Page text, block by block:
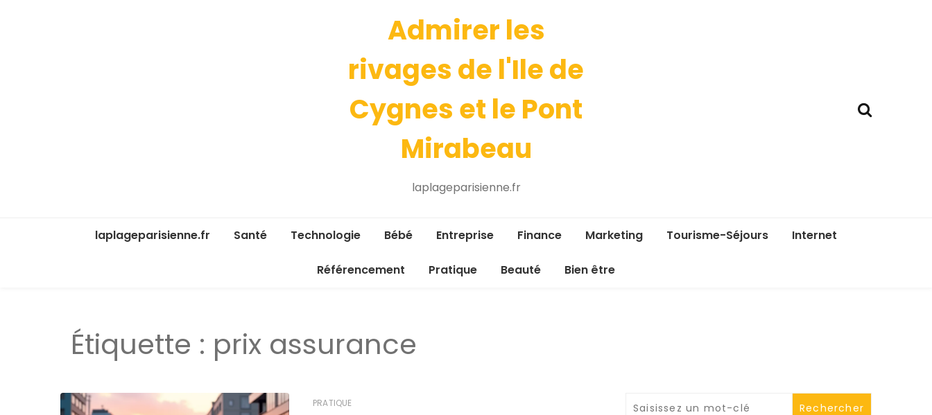
Admirer les
rivages de l'Ile de
Cygnes et le Pont
Mirabeau
laplageparisienne.fr
laplageparisienne.fr Santé Technologie Bébé Entreprise Finance Marketing Tourisme-Séjours Internet
Référencement Pratique Beauté Bien être
Étiquette : prix assurance
PRATIQUE